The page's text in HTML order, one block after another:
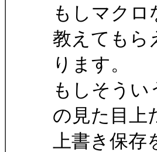
もしマク
教えてもら
ります。
もしそう
の見た目上
上書き保